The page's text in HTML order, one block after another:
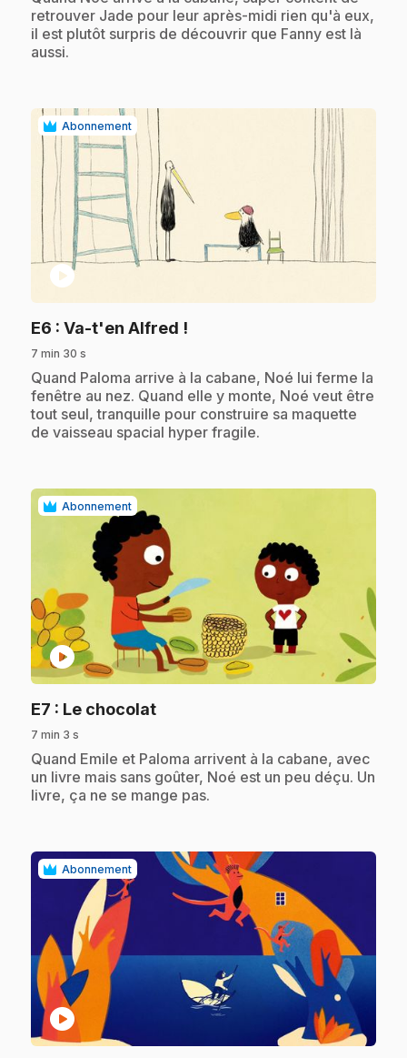
retrouver Jade pour leur après-midi rien qu'à eux,
il est plutôt surpris de découvrir que Fanny est là
aussi.
Abonnement
play_circle
E6 : Va-t'en Alfred !
7 min 30 s
.Quand Paloma arrive à la cabane, Noé lui ferme la
fenêtre au nez. Quand elle y monte, Noé veut être
tout seul, tranquille pour construire sa maquette
de vaisseau spacial hyper fragile.
Abonnement
play_circle
E7 : Le chocolat.
7 min 3 s
.Quand Emile et Paloma arrivent à la cabane, avec
un livre mais sans goûter, Noé est un peu déçu. Un
livre, ça ne se mange pas.
Abonnement
play_circle